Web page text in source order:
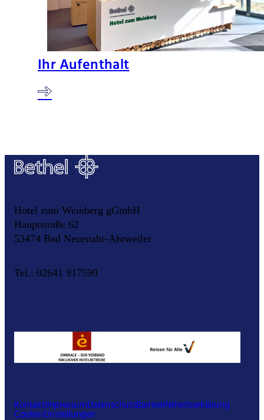
Ihr Aufenthalt
Hotel zum Weinberg gGmbH
Hauptstraße 62
53474 Bad Neuenahr-Ahrweiler
Tel.: 02641 917590
KontaktImpressumDatenschutzBarrierefeiheitserklärung
Cookie Einstellungen